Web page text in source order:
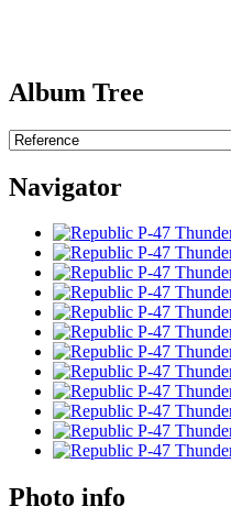
Album Tree
Navigator
Photo info